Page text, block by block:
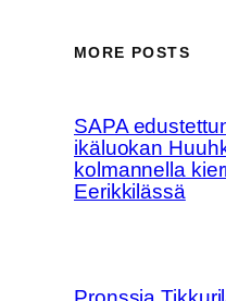
MORE POSTS
SAPA
ikäluokan
kolmannella
Eerikkilässä